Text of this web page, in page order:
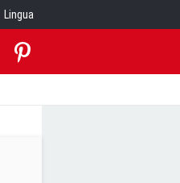
Lingua